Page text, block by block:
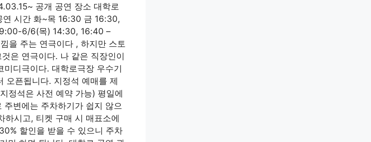
공개 공연 장소 대학로
연 시간 화~목 16:30 금 16:30,
6/6(목) 14:30, 16:40 –
을 주는 연극이다 , 하지만 스토
은 연극이다. 나 같은 직장인이
디극이다. 대학로극장 우수기
오픈됩니다. 지정석 예매를 제
정석은 사전 예약 가능) 평일에
변에는 주차하기가 쉽지 않으
하시고, 티켓 구매 시 매표소에
할인을 받을 수 있으니 주차